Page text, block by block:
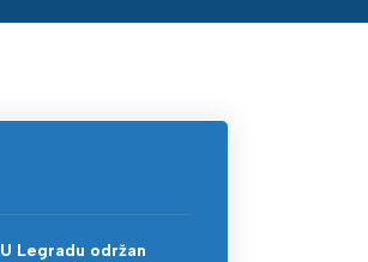
U Legradu održan